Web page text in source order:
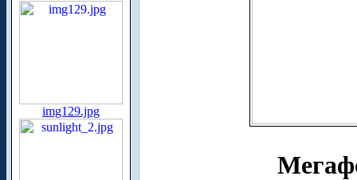
img129.jpg